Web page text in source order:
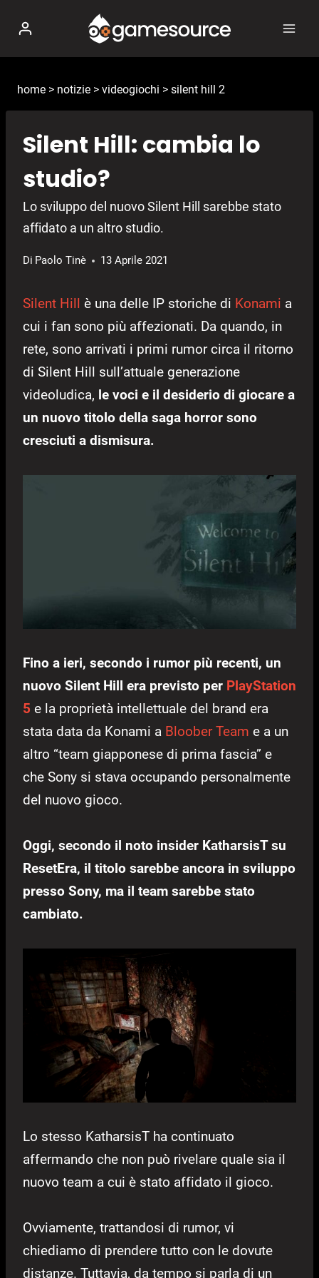
contenuto
home > notizie > videogiochi > silent hill 2
Silent Hill: cambia lo
studio?
Lo sviluppo del nuovo Silent Hill sarebbe stato
affidato a un altro studio.
Di Paolo Tinè 13 Aprile 2021
Silent Hill è una delle IP storiche di Konami a
cui i fan sono più affezionati. Da quando, in
rete, sono arrivati i primi rumor circa il ritorno
di Silent Hill sull’attuale generazione
videoludica, le voci e il desiderio di giocare a
un nuovo titolo della saga horror sono
cresciuti a dismisura.
Fino a ieri, secondo i rumor più recenti, un
nuovo Silent Hill era previsto per PlayStation
5 e la proprietà intellettuale del brand era
stata data da Konami a Bloober Team e a un
altro “team giapponese di prima fascia” e
che Sony si stava occupando personalmente
del nuovo gioco.
Oggi, secondo il noto insider KatharsisT su
ResetEra, il titolo sarebbe ancora in sviluppo
presso Sony, ma il team sarebbe stato
cambiato.
Lo stesso KatharsisT ha continuato
affermando che non può rivelare quale sia il
nuovo team a cui è stato affidato il gioco.
Ovviamente, trattandosi di rumor, vi
chiediamo di prendere tutto con le dovute
distanze. Tuttavia, da tempo si parla di un